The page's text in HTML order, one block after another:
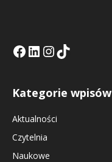
Facebook
LinkedIn
Tik Tok KEInstagramm KE
Kategorie wpisów
Aktualności
Czytelnia
Naukowe